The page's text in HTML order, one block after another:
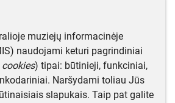
muziejų informacinėje
naudojami keturi pagrindiniai
cookies) tipai: būtinieji, funkciniai,
Naršydami toliau Jūs
slapukais. Taip pat galite